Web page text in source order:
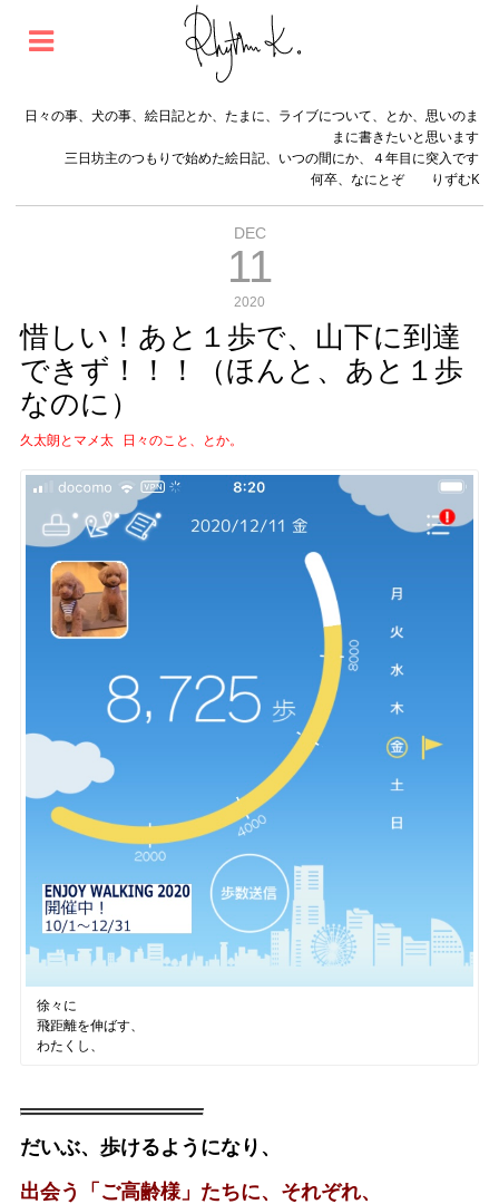
日々の事、犬の事、絵日記とか、たまに、ライブについて、とか、思いのま
まに書きたいと思います
三日坊主のつもりで始めた絵日記、いつの間にか、４年目に突入です
何卒、なにとぞ りずむK
DEC
11
2020
惜しい！あと１歩で、山下に到達
できず！！！（ほんと、あと１歩
なのに）
久太朗とマメ太 日々のこと、とか。
徐々に
飛距離を伸ばす、
わたくし、
だいぶ、歩けるようになり、
出会う「ご高齢様」たちに、それぞれ、